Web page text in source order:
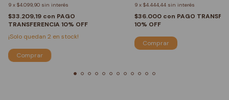
9 x $4.099,90 sin interés
$33.209,19 con PAGO
TRANSFERENCIA 10% OFF
¡Solo quedan 2 en stock!
Comprar
9 x $4.444,44 sin interés
$36.000 con PAGO
10% OFF
Comprar